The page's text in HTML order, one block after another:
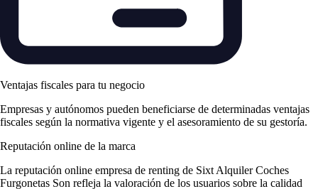
Ventajas fiscales para tu negocio
Empresas y autónomos pueden beneficiarse de determinadas ventajas
fiscales según la normativa vigente y el asesoramiento de su gestoría.
Reputación online de la marca
La reputación online empresa de renting de Sixt Alquiler Coches
Furgonetas Son refleja la valoración de los usuarios sobre la calidad